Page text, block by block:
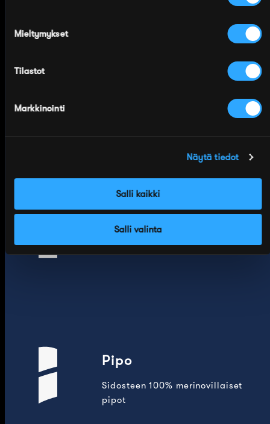
Mieltymykset
Tilastot
Markkinointi
Näytä tiedot
Salli kaikki
Salli valinta
Valmistettu Suomessa
suunnitellaan ja valmistetaan
Merinovilla
Pipo
Sidosteen 100% merinovillaiset
pipot